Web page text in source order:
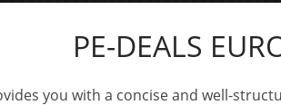
zum Vereinzeln von Glaswafern
als One-Stop-Shop für
PE-DEALS
you with a concise and well-